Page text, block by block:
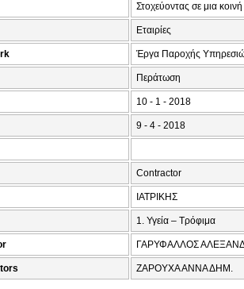
Στοχεύοντας σε μια
Εταιρίες
Έργα Παροχής
Περάτωση
10 - 1 - 2018
9 - 4 - 2018
Contractor
ΙΑΤΡΙΚΗΣ
1. Υγεία – Τρόφιμα
ΓΑΡΥΦΑΛΛΟΣ
ΖΑΡΟΥΧΑ ΑΝΝΑ ΔΗΜ.